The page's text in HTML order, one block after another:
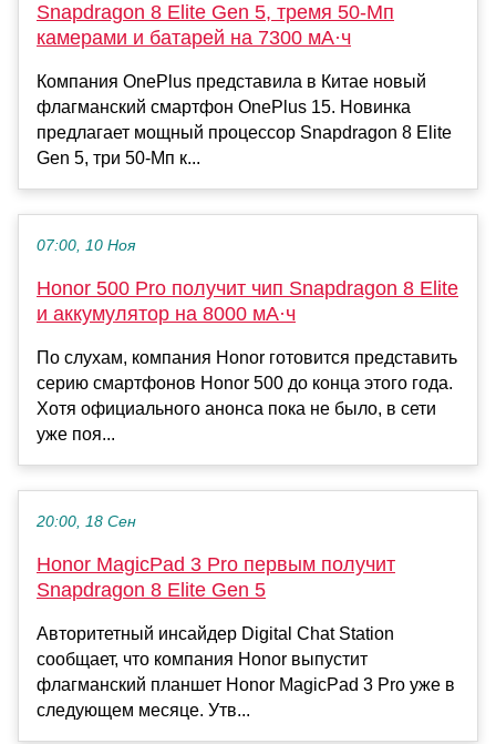
Snapdragon 8 Elite Gen 5, тремя 50-Мп
камерами и батарей на 7300 мА·ч
Компания OnePlus представила в Китае новый
флагманский смартфон OnePlus 15. Новинка
предлагает мощный процессор Snapdragon 8 Elite
Gen 5, три 50-Мп к...
07:00, 10 Ноя
Honor 500 Pro получит чип Snapdragon 8 Elite
и аккумулятор на 8000 мА·ч
По слухам, компания Honor готовится представить
серию смартфонов Honor 500 до конца этого года.
Хотя официального анонса пока не было, в сети
уже поя...
20:00, 18 Сен
Honor MagicPad 3 Pro первым получит
Snapdragon 8 Elite Gen 5
Авторитетный инсайдер Digital Chat Station
сообщает, что компания Honor выпустит
флагманский планшет Honor MagicPad 3 Pro уже в
следующем месяце. Утв...